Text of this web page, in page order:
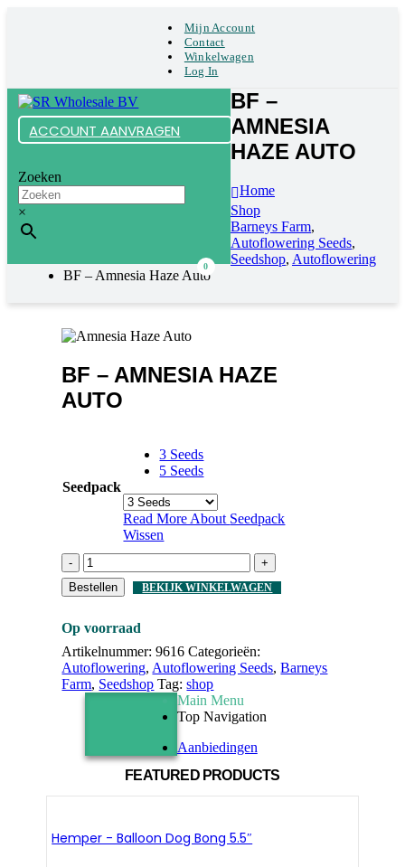
Mijn Account
Contact
Winkelwagen
Log In
ACCOUNT AANVRAGEN
Zoeken
×
0
BF –
AMNESIA
HAZE AUTO
Home
Shop
Barneys Farm,
Autoflowering Seeds,
Seedshop, Autoflowering
BF – Amnesia Haze Auto
BF – AMNESIA HAZE
AUTO
Seedpack
3 Seeds
5 Seeds
Read More About Seedpack
Wissen
-
+
Bestellen
BEKIJK WINKELWAGEN
Op voorraad
Artikelnummer:9616 Categorieën:
Autoflowering, Autoflowering Seeds,Barneys
Farm, Seedshop Tag:shop
FEATURED PRODUCTS
Hemper - Balloon Dog Bong 5.5″
Main Menu
Top Navigation
Aanbiedingen